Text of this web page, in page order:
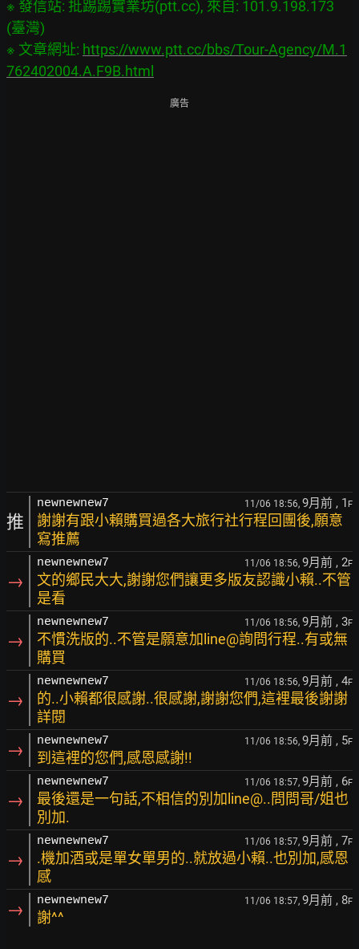
※ 發信站: 批踢踢實業坊(ptt.cc), 來自: 101.9.198.173
(臺灣)
※ 文章網址: https://www.ptt.cc/bbs/Tour-Agency/M.1
762402004.A.F9B.html
廣告
推
newnewnew7 11/06 18:56, 9月前 , 1 F
謝謝有跟小賴購買過各大旅行社行程回團後,願意
寫推薦
→
newnewnew7 11/06 18:56, 9月前 , 2F
文的鄉民大大,謝謝您們讓更多版友認識小賴..不管
是看
→
newnewnew7 11/06 18:56, 9月前 , 3F
不慣洗版的..不管是願意加line@詢問行程..有或無
購買
→
newnewnew7 11/06 18:56, 9月前 , 4F
的..小賴都很感謝..很感謝,謝謝您們,這裡最後謝謝
詳閱
→ newnewnew7 11/06 18:56, 9月前 , 5F
到這裡的您們,感恩感謝!!
→
newnewnew7 11/06 18:57, 9月前 , 6F
最後還是一句話,不相信的別加line@..問問哥/姐也
別加.
→
newnewnew7 11/06 18:57, 9月前 , 7F
.機加酒或是單女單男的..就放過小賴..也別加,感恩
感
→ newnewnew7 11/06 18:57, 9月前 , 8F
謝^^